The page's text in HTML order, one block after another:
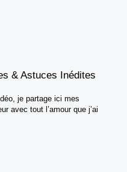
& Astuces Inédites
je partage ici mes
avec tout l’amour que j’ai